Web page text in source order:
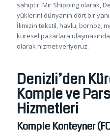
sahiptir. Mir Shipping olarak,
yüklerini dünyanın dört bir
İlimizin tekstil, havlu, bornoz,
küresel pazarlara
olarak hizmet veriyoruz.
Denizli’den
Komple ve
Hizmetleri
Komple Konteyner